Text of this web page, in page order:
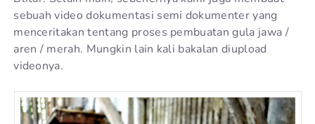
sebuah video dokumentasi semi dokumenter yang
menceritakan tentang proses pembuatan gula jawa /
aren / merah. Mungkin lain kali bakalan diupload
videonya.